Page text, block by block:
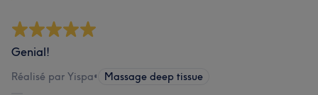
Genial!
Réalisé par Yispa• Massage deep tissue